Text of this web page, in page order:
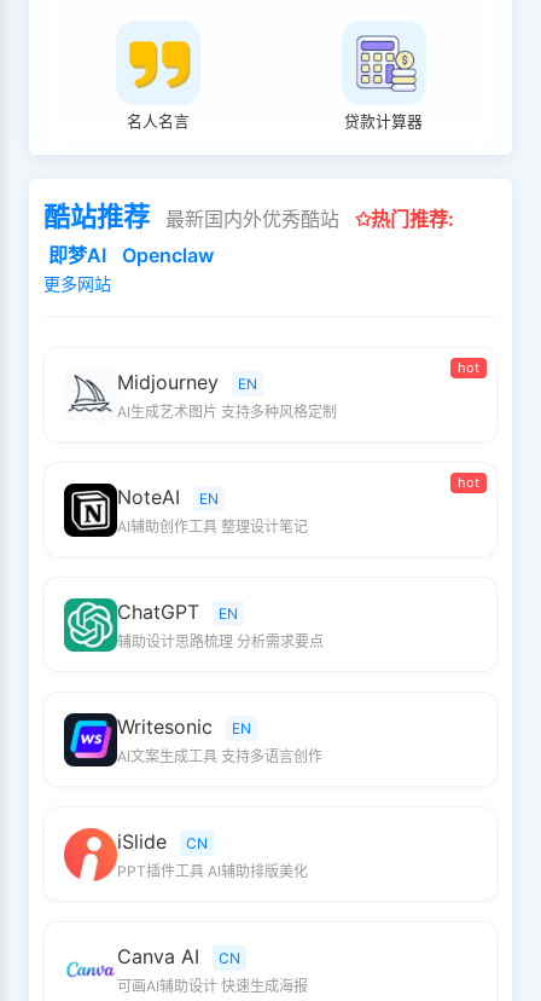
名人名言 贷款计算器
酷站推荐 最新国内外优秀酷站
✩热门推荐:
即梦AI
Openclaw
更多网站
hot
Midjourney
EN
AI生成艺术图片 支持多种风格定制
hot
NoteAI
EN
AI辅助创作工具 整理设计笔记
ChatGPT
EN
辅助设计思路梳理 分析需求要点
Writesonic
EN
AI文案生成工具 支持多语言创作
iSlide
CN
PPT插件工具 AI辅助排版美化
Canva AI
CN
可画AI辅助设计 快速生成海报